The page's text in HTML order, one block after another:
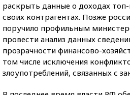
раскрыть данные о доходах
своих контрагентах. Позже
поручило профильным
провести анализ данных
прозрачности финансово-
том числе исключения
злоупотреблений, связанных с